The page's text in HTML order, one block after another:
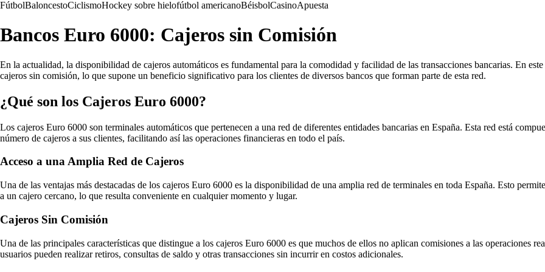
FútbolBaloncestoCiclismoHockey sobre hielofútbol americanoBéisbolCasinoApuesta
Bancos Euro 6000: Cajeros sin Comisión
En la actualidad, la disponibilidad de cajeros automáticos es fundamental para la comodidad y facilidad de las transacciones bancarias. En
cajeros sin comisión, lo que supone un beneficio significativo para los clientes de diversos bancos que forman parte de esta red.
¿Qué son los Cajeros Euro 6000?
Los cajeros Euro 6000 son terminales automáticos que pertenecen a una red de diferentes entidades bancarias en España. Esta red está
número de cajeros a sus clientes, facilitando así las operaciones financieras en todo el país.
Acceso a una Amplia Red de Cajeros
Una de las ventajas más destacadas de los cajeros Euro 6000 es la disponibilidad de una amplia red de terminales en toda España. Esto
a un cajero cercano, lo que resulta conveniente en cualquier momento y lugar.
Cajeros Sin Comisión
Una de las principales características que distingue a los cajeros Euro 6000 es que muchos de ellos no aplican comisiones a las operaciones
usuarios pueden realizar retiros, consultas de saldo y otras transacciones sin incurrir en costos adicionales.